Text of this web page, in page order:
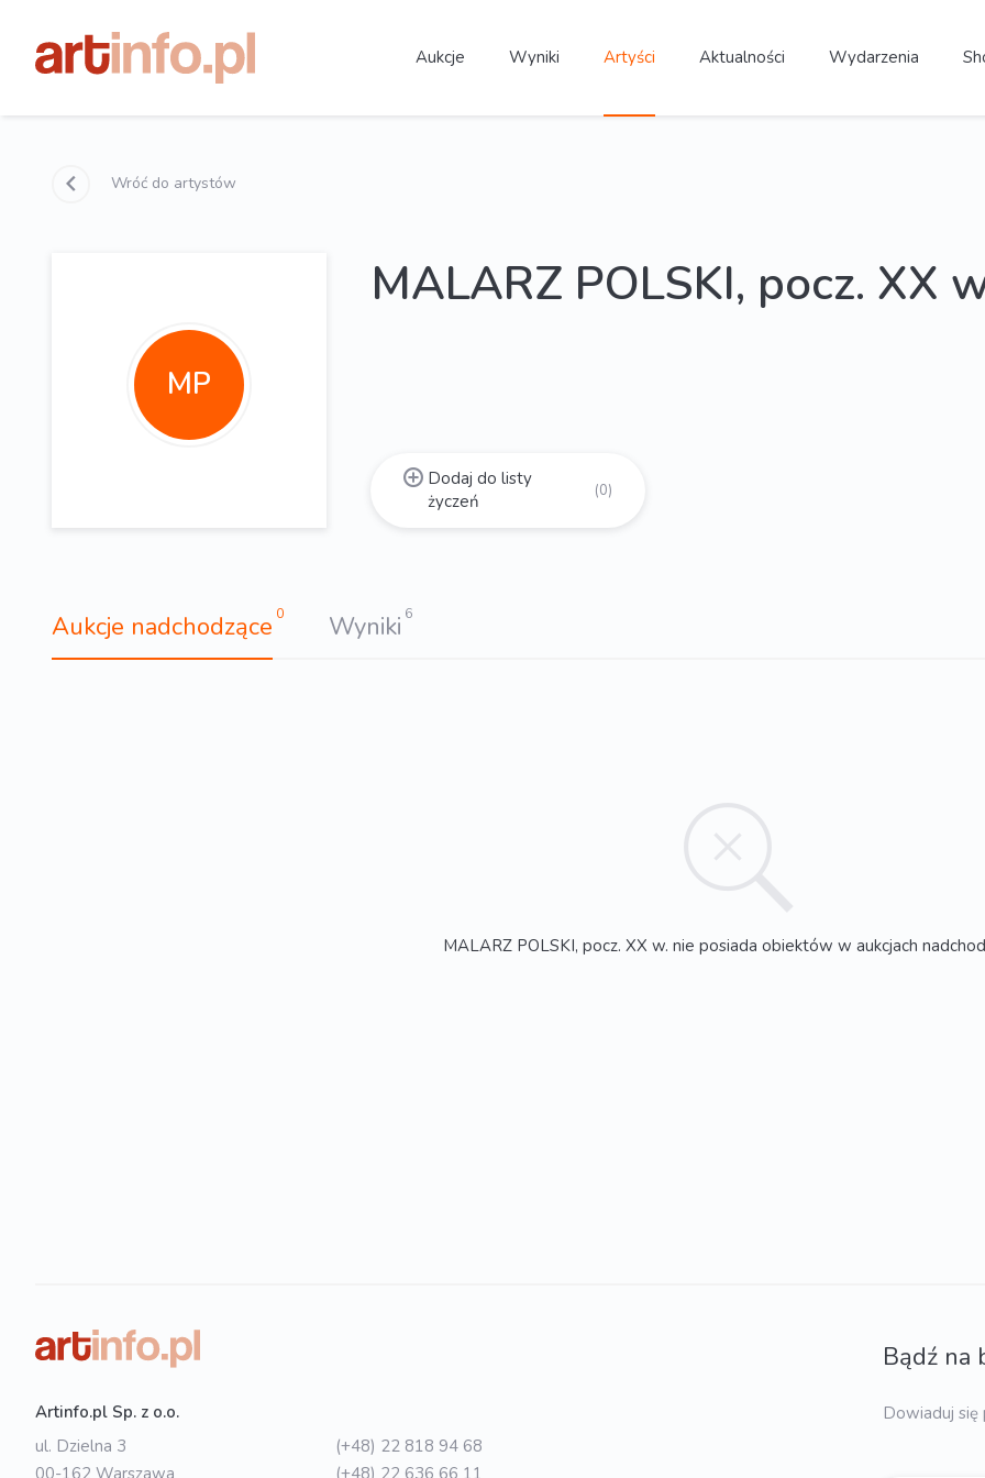
Aukcje Wyniki Artyści Aktualności Wydarzenia
Wróć do artystów
MP
MALARZ POLSKI, pocz. XX
Dodaj do listy
życzeń
(0)
Aukcje nadchodzące 0 Wyniki 6
MALARZ POLSKI, pocz. XX w. nie posiada obiektów w aukcjach
Artinfo.pl Sp. z o.o.
ul. Dzielna 3
00-162 Warszawa
(+48) 22 818 94 68
(+48) 22 636 66 11
Bądź na
Dowiaduj